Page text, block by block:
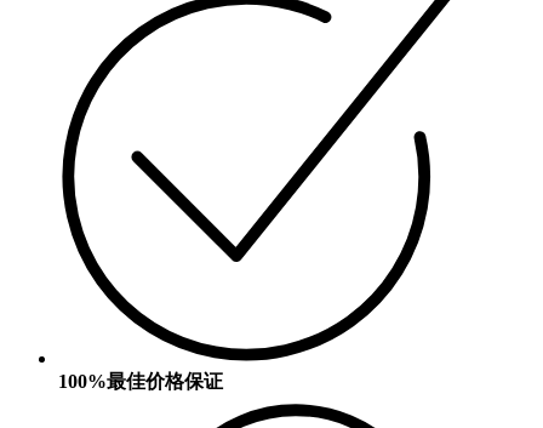
100%最佳价格保证